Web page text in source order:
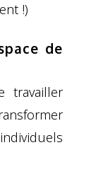
!)
de
travailler